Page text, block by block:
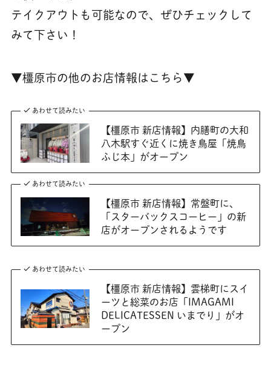
テイクアウトも可能なので、ぜひチェックして
みて下さい！
▼橿原市の他のお店情報はこちら▼
あわせて読みたい
【橿原市 新店情報】内膳町の大和
八木駅すぐ近くに焼き鳥屋「焼鳥
ふじ本」がオープン
あわせて読みたい
【橿原市 新店情報】常盤町に、
「スターバックスコーヒー」の新
店がオープンされるようです
あわせて読みたい
【橿原市 新店情報】雲梯町にスイ
ーツと総菜のお店「IMAGAMI
DELICATESSEN いまでり」がオ
ープン